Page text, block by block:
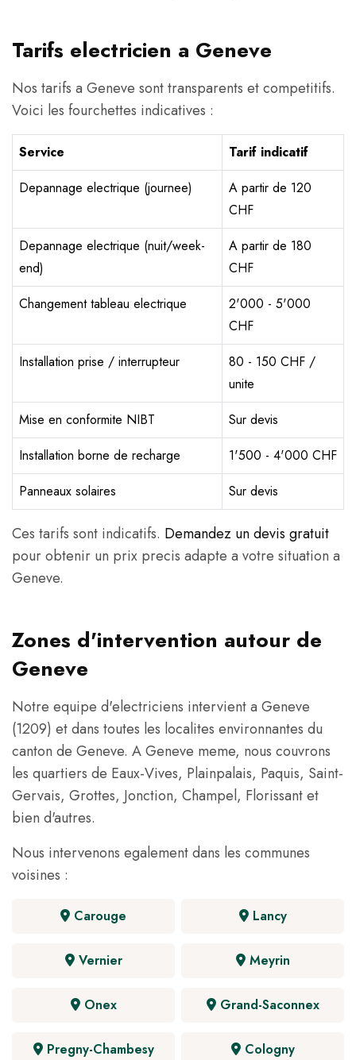
Tarifs electricien a Geneve
Nos tarifs a Geneve sont transparents et competitifs.
Voici les fourchettes indicatives :
Service
Tarif indicatif
Depannage electrique (journee)
A partir de 120
CHF
Depannage electrique (nuit/week-
end)
A partir de 180
CHF
Changement tableau electrique
2'000 - 5'000
CHF
Installation prise / interrupteur
80 - 150 CHF /
unite
Mise en conformite NIBT
Sur devis
Installation borne de recharge
1'500 - 4'000 CHF
Panneaux solaires
Sur devis
Ces tarifs sont indicatifs. Demandez un devis gratuit
pour obtenir un prix precis adapte a votre situation a
Geneve.
Zones d'intervention autour de
Geneve
Notre equipe d'electriciens intervient a Geneve
(1209) et dans toutes les localites environnantes du
canton de Geneve. A Geneve meme, nous couvrons
les quartiers de Eaux-Vives, Plainpalais, Paquis, Saint-
Gervais, Grottes, Jonction, Champel, Florissant et
bien d'autres.
Nous intervenons egalement dans les communes
voisines :
Carouge Lancy
Vernier Meyrin
Onex Grand-Saconnex
Pregny-Chambesy Cologny